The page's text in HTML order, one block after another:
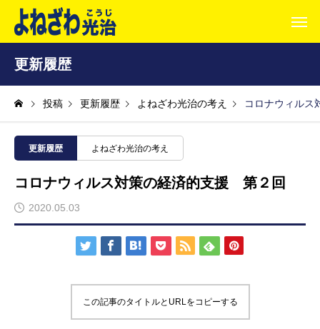
更新履歴
投稿 更新履歴 よねざわ光治の考え コロナウィル
更新履歴 よねざわ光治の考え
コロナウィルス対策の経済的支援 第２回
2020.05.03
この記事のタイトルとURLをコピーする